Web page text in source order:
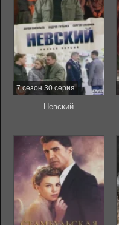
7 сезон 30 серия
Невский